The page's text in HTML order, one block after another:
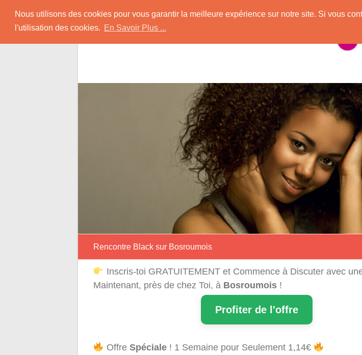
Nous utilisons des cookies pour vous garantir la meilleure expérience sur notre site. Si vous
l'utilisation des cookies. En Savoir Plus ...
content
Rencontrer-Black
Conseils pour Rencontrer une Jolie Célibataire à la Peau Noire !
Rencontre Black sur Bosroumois
Inscris-toi GRATUITEMENT et Commence à Discuter avec
Maintenant, près de chez Toi, à Bosroumois !
Profiter de l'offre
Offre Spéciale! 1 Semaine pour Seulement 1,14€